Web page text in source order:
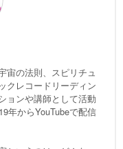
の法則、スピリチュ
クレコードリーディン
ョンや講師として活動
年からYouTubeで配信